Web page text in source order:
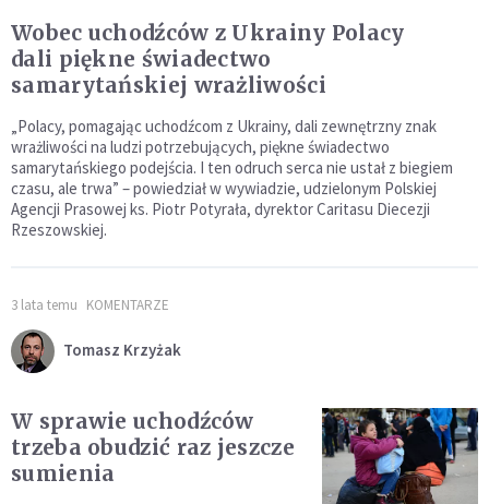
Wobec uchodźców z Ukrainy Polacy
dali piękne świadectwo
samarytańskiej wrażliwości
„Polacy, pomagając uchodźcom z Ukrainy, dali zewnętrzny znak
wrażliwości na ludzi potrzebujących, piękne świadectwo
samarytańskiego podejścia. I ten odruch serca nie ustał z biegiem
czasu, ale trwa” – powiedział w wywiadzie, udzielonym Polskiej
Agencji Prasowej ks. Piotr Potyrała, dyrektor Caritasu Diecezji
Rzeszowskiej.
3 lata temu KOMENTARZE
Tomasz Krzyżak
W sprawie uchodźców
trzeba obudzić raz jeszcze
sumienia